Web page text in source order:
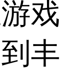
戏
丰